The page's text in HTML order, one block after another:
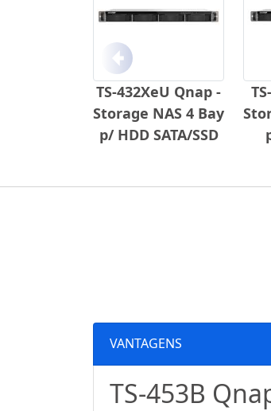
TS-432XeU Qnap -
Storage NAS 4 Bay
p/ HDD SATA/SSD
Anterior
VANTAGENS
TS-453B